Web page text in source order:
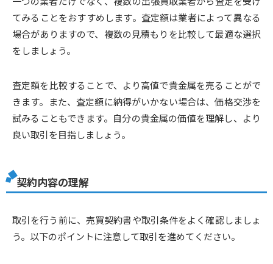
てみることをおすすめします。査定額は業者によって異なる
場合がありますので、複数の見積もりを比較して最適な選択
をしましょう。
査定額を比較することで、より高値で貴金属を売ることがで
きます。また、査定額に納得がいかない場合は、価格交渉を
試みることもできます。自分の貴金属の価値を理解し、より
良い取引を目指しましょう。
契約内容の理解
取引を行う前に、売買契約書や取引条件をよく確認しましょ
う。以下のポイントに注意して取引を進めてください。